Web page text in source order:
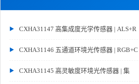
CXHA31147 高集成度光学传感器 | ALS+R
CXHA31146 五通道环境光传感器 | RGB+C
CXHA31145 高灵敏度环境光传感器 | 集